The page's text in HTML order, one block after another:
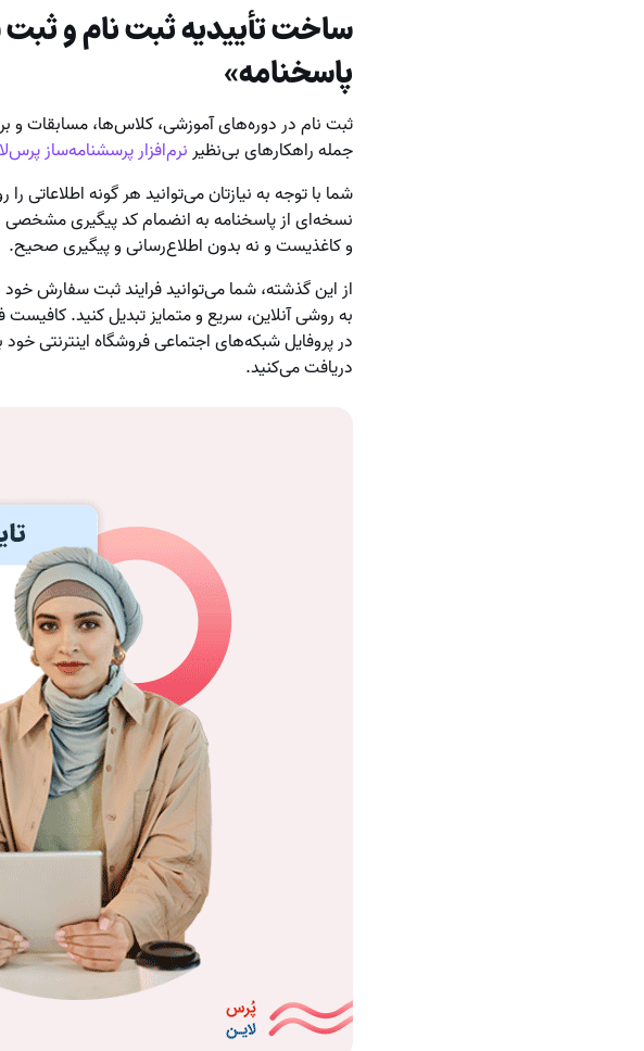
ساخت تأییدیه ثبت نام و
پاسخنامه»
ثبت نام در دوره‌های آموزشی، کلاس‌ها، مسابقات و
جمله راهکارهای بی‌نظیرنرم‌افزار پرسشنامه‌ساز
شما با توجه به نیازتان می‌توانید هر گونه اطلاعاتی
نسخه‌ای از پاسخنامه به انضمام کد پیگیری مشخصی
و کاغذیست و نه بدون اطلاع‌رسانی و پیگیری صحیح.
از این گذشته، شما می‌توانید فرایند ثبت سفارش خود
به روشی آنلاین، سریع و متمایز تبدیل کنید.
در پروفایل‌ شبکه‌های اجتماعی فروشگاه اینترنتی
دریافت می‌کنید.